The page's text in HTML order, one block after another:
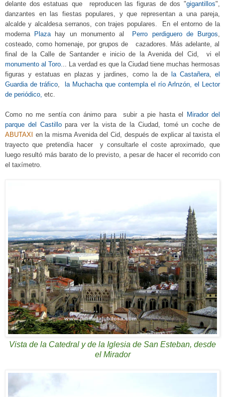
delante dos estatuasque reproducen las figuras de dos "gigantillos",
danzantes en las fiestas populares, y que representan a una pareja
alcalde y alcaldesa serranos, con trajes populares.
En el entorno de la
moderna
Plaza hay un monumento al Perro perdiguero de Burgos
costeado, como homenaje, por grupos de cazadores. Más adelante, al
final de la Calle de Santander e inicio de la Avenida del Cid, vi el
monumento al Toro.
.. La verdad es que la Ciudad tiene muchas hermosas
figuras y estatuas en plazas y jardines, como la de
la Castañera,el
Guardia de tráfico
la Muchacha que contempla el río Arlnzón, el Lector
de periódico etc.
Como no me sentía con ánimo para subir a pie hasta el
Mirador del
parque del Castillopara ver la vista de la Ciudad, tomé un coche de
ABUTAXI
en la misma Avenida del Cid, después de explicar al taxista el
trayecto que pretendía hacer
y consultarle el coste aproximado, que
luego resultó más barato de lo previsto, a pesar de hacer el recorrido con
el taxímetro.
Vista de la Catedral y de la Iglesia de San Esteban, desde
el Mirador